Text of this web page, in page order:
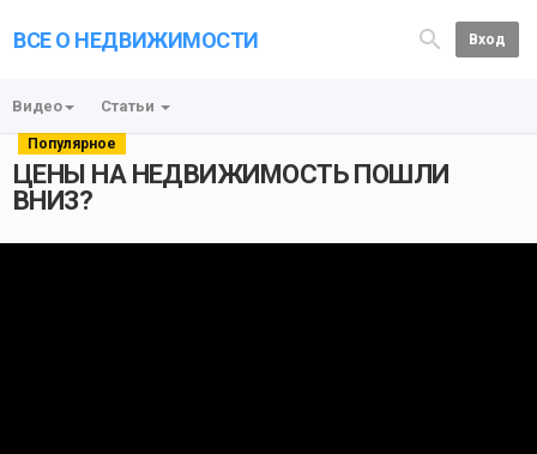
ВСЕ О НЕДВИЖИМОСТИ Вход
Видео Статьи
Популярное
ЦЕНЫ НА НЕДВИЖИМОСТЬ ПОШЛИ
ВНИЗ?